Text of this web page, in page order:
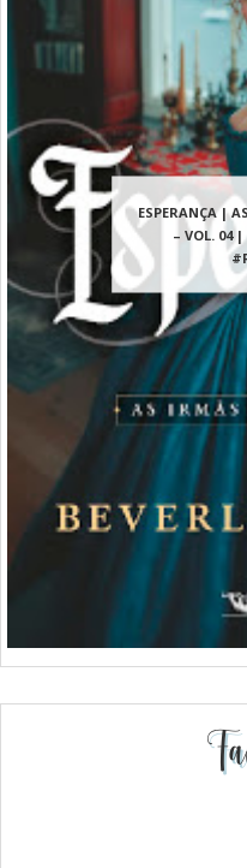
ESPERANÇA |
– VOL. 04 |